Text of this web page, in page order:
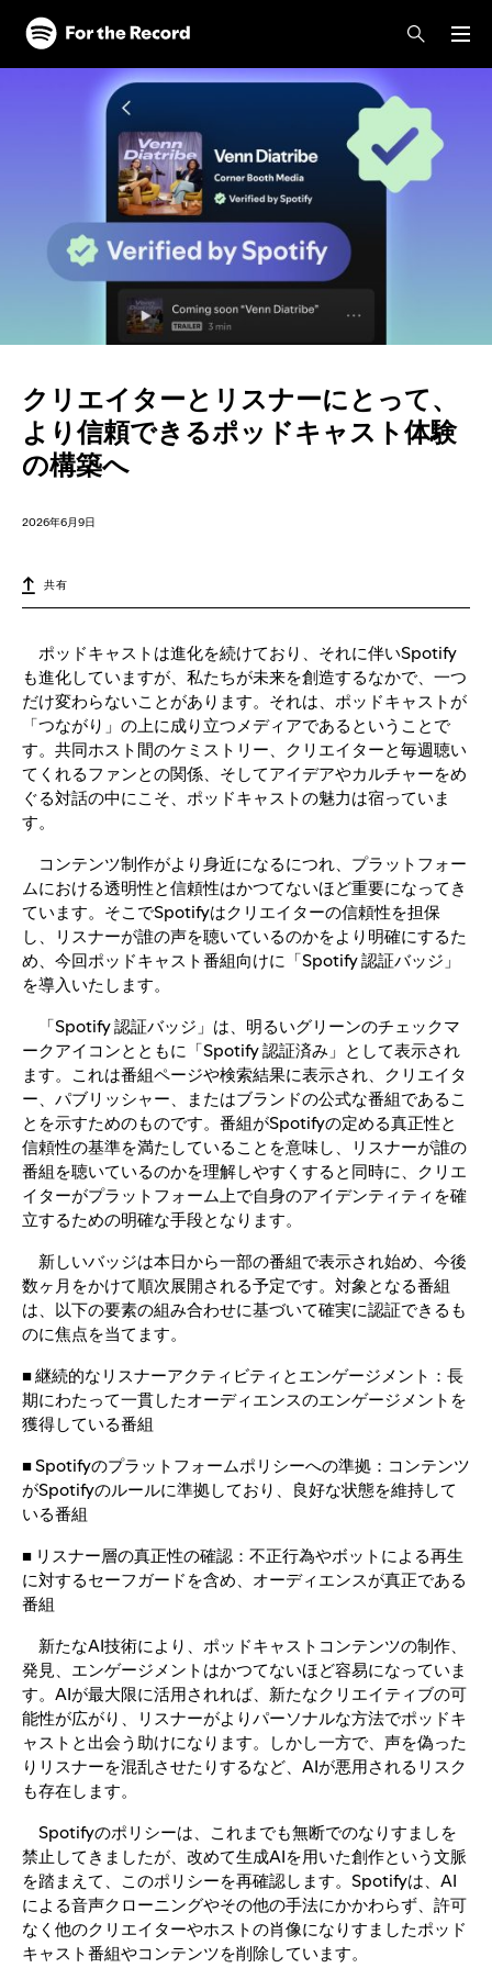
クリエイターとリスナーにとって、
より信頼できるポッドキャスト体験
の構築へ
2026年6月9日
共有
ポッドキャストは進化を続けており、それに伴いSpotify
も進化していますが、私たちが未来を創造するなかで、一つ
だけ変わらないことがあります。それは、ポッドキャストが
「つながり」の上に成り立つメディアであるということで
す。共同ホスト間のケミストリー、クリエイターと毎週聴い
てくれるファンとの関係、そしてアイデアやカルチャーをめ
ぐる対話の中にこそ、ポッドキャストの魅力は宿っていま
す。
コンテンツ制作がより身近になるにつれ、プラットフォー
ムにおける透明性と信頼性はかつてないほど重要になってき
ています。そこでSpotifyはクリエイターの信頼性を担保
し、リスナーが誰の声を聴いているのかをより明確にするた
め、今回ポッドキャスト番組向けに「Spotify 認証バッジ」
を導入いたします。
「Spotify 認証バッジ」は、明るいグリーンのチェックマ
ークアイコンとともに「Spotify 認証済み」として表示され
ます。これは番組ページや検索結果に表示され、クリエイタ
ー、パブリッシャー、またはブランドの公式な番組であるこ
とを示すためのものです。番組がSpotifyの定める真正性と
信頼性の基準を満たしていることを意味し、リスナーが誰の
番組を聴いているのかを理解しやすくすると同時に、クリエ
イターがプラットフォーム上で自身のアイデンティティを確
立するための明確な手段となります。
新しいバッジは本日から一部の番組で表示され始め、今後
数ヶ月をかけて順次展開される予定です。対象となる番組
は、以下の要素の組み合わせに基づいて確実に認証できるも
のに焦点を当てます。
■ 継続的なリスナーアクティビティとエンゲージメント：長
期にわたって一貫したオーディエンスのエンゲージメントを
獲得している番組
■ Spotifyのプラットフォームポリシーへの準拠：コンテンツ
がSpotifyのルールに準拠しており、良好な状態を維持して
いる番組
■ リスナー層の真正性の確認：不正行為やボットによる再生
に対するセーフガードを含め、オーディエンスが真正である
番組
新たなAI技術により、ポッドキャストコンテンツの制作、
発見、エンゲージメントはかつてないほど容易になっていま
す。AIが最大限に活用されれば、新たなクリエイティブの可
能性が広がり、リスナーがよりパーソナルな方法でポッドキ
ャストと出会う助けになります。しかし一方で、声を偽った
りリスナーを混乱させたりするなど、AIが悪用されるリスク
も存在します。
Spotifyのポリシーは、これまでも無断でのなりすましを
禁止してきましたが、改めて生成AIを用いた創作という文脈
を踏まえて、このポリシーを再確認します。Spotifyは、AI
による音声クローニングやその他の手法にかかわらず、許可
なく他のクリエイターやホストの肖像になりすましたポッド
キャスト番組やコンテンツを削除しています。